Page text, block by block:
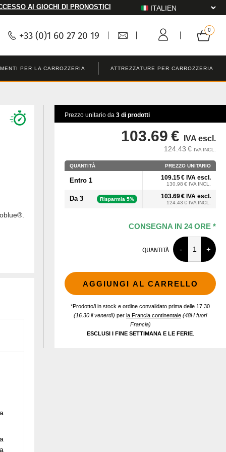
AI GIOCHI DI PRONOSTICI
+33 (0)1 60 27 20 19
PER LA CARROZZERIA ATTREZZATURE PER CARROZZERIA
Prezzo unitario da 3 di prodotti
QUANTITÀ PREZZO UNITARIO
Entro 1 109.15 € IVA escl.
130.98 € IVA INCL.
Da 3 Risparmia 5% 103.69 € IVA escl.
124.43 € IVA INCL.
CONSEGNA IN 24 ORE *
103.69 € IVA escl.
124.43 € IVA INCL.
QUANTITÀ
AGGIUNGI AL CARRELLO
*Prodotto/i in stock e ordine convalidato prima delle 17.30
(16.30 il venerdì) per la Francia continentale (48H fuori
Francia)
ESCLUSI I FINE SETTIMANA E LE FERIE.